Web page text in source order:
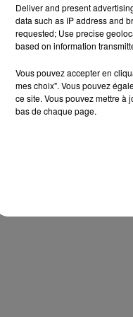
réforme doit"entrer
système par
les pensions des
pouvoir d'achat".Il
système des
Deliver and present
data such as IP address and
requested; Use precise
based on information
Vous pouvez accepter en
mes choix". Vous pouvez
ce site. Vous pouvez mettre à
bas de chaque page.